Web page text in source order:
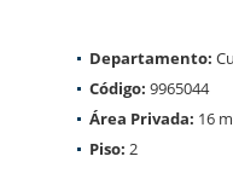
Departamento:
Código: 9965044
Área Privada: 16
Piso: 2